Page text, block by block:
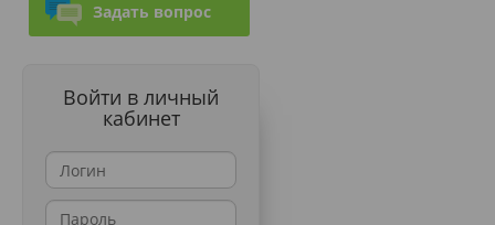
Задать вопрос
Войти в личный
кабинет